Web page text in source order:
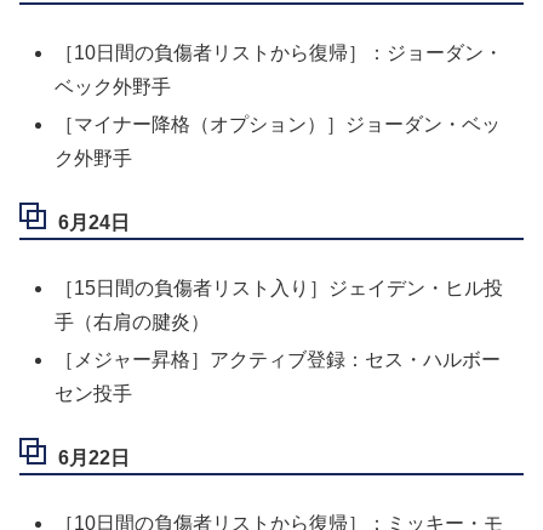
［10日間の負傷者リストから復帰］：ジョーダン・
ベック外野手
［マイナー降格（オプション）］ジョーダン・ベッ
ク外野手
6月24日
［15日間の負傷者リスト入り］ジェイデン・ヒル投
手（右肩の腱炎）
［メジャー昇格］アクティブ登録：セス・ハルボー
セン投手
6月22日
［10日間の負傷者リストから復帰］：ミッキー・モ